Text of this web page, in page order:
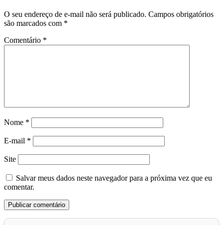
O seu endereço de e-mail não será publicado. Campos obrigatórios
são marcados com *
Comentário *
Nome *
E-mail *
Site
Salvar meus dados neste navegador para a próxima vez que eu
comentar.